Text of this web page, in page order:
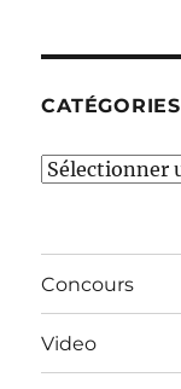
CATÉGORIES
Catégories
Concours
Video